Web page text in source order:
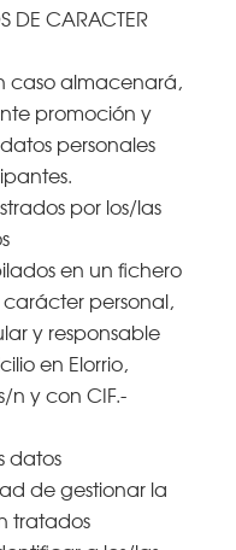
DE CARACTER
caso almacenará,
promoción y
personales
por los/las
en un fichero
personal,
y responsable
en Elorrio,
n y con CIF.-
datos
de gestionar la
tratados